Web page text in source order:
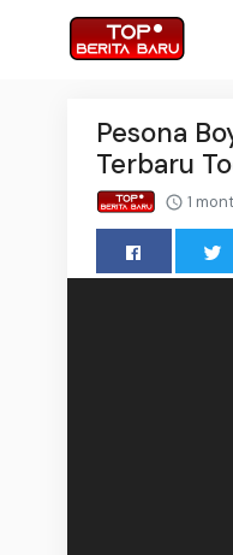
Pesona
Terbaru
1